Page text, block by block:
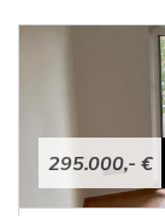
295.000,- €